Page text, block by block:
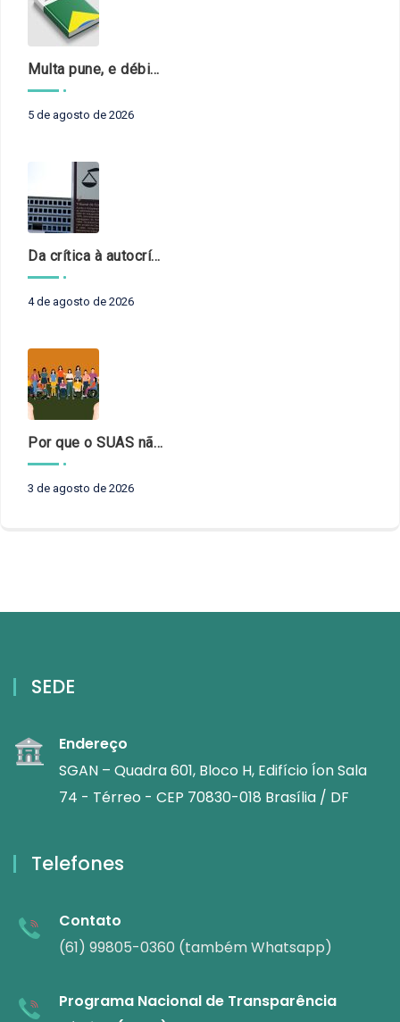
Multa pune, e débito recompõe. § 3º do art. 71 da Constituição: um problema de legística formal
5 de agosto de 2026
Da crítica à autocrítica: Tribunais de Contas sob um novo olhar?
4 de agosto de 2026
Por que o SUAS não pode esperar?
3 de agosto de 2026
SEDE
Endereço
SGAN – Quadra 601, Bloco H, Edifício Íon Sala
74 - Térreo - CEP 70830-018 Brasília / DF
Telefones
Contato
(61) 99805-0360 (também Whatsapp)
Programa Nacional de Transparência